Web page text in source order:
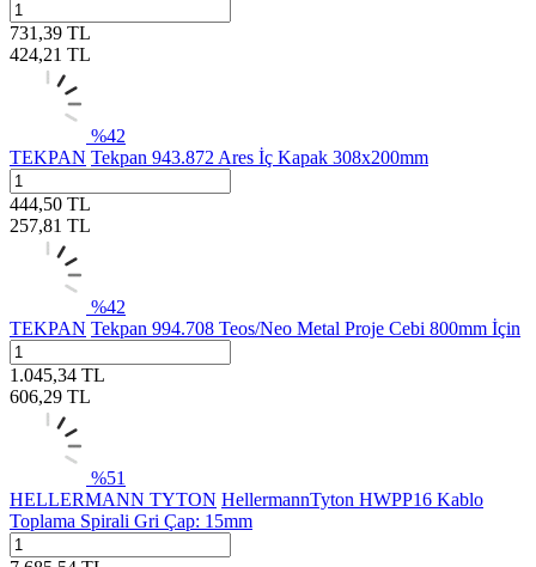
731,39 TL
424,21 TL
%42
TEKPAN Tekpan 943.872 Ares İç Kapak 308x200mm
444,50 TL
257,81 TL
%42
TEKPAN Tekpan 994.708 Teos/Neo Metal Proje Cebi 800mm İçin
1.045,34 TL
606,29 TL
%51
HELLERMANN TYTON HellermannTyton HWPP16 Kablo
Toplama Spirali Gri Çap: 15mm